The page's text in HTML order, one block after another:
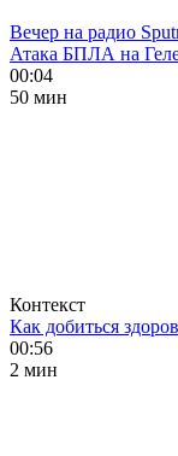
Вечер на радио
Атака БПЛА на
00:04
50 мин
Контекст
Как добиться
00:56
2 мин